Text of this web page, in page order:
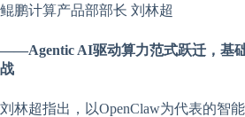
鲲鹏计算产品部部长 刘林超
——Agentic AI驱动算力范式跃迁，基
战
刘林超指出，以OpenClaw为代表的智